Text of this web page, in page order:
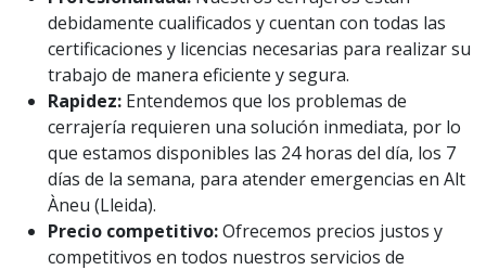
debidamente cualificados y cuentan con todas las
certificaciones y licencias necesarias para realizar su
trabajo de manera eficiente y segura.
Rapidez: Entendemos que los problemas de
cerrajería requieren una solución inmediata, por lo
que estamos disponibles las 24 horas del día, los 7
días de la semana, para atender emergencias en Alt
Àneu (Lleida).
Precio competitivo:Ofrecemos precios justos y
competitivos en todos nuestros servicios de